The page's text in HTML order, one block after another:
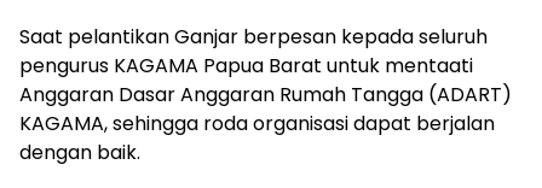
Saat pelantikan Ganjar berpesan kepada seluruh
pengurus KAGAMA Papua Barat untuk mentaati
Anggaran Dasar Anggaran Rumah Tangga (ADART)
KAGAMA, sehingga roda organisasi dapat berjalan
dengan baik.